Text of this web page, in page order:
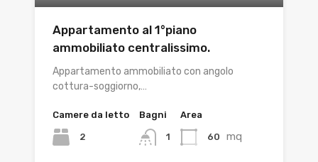
Appartamento al 1°piano
ammobiliato centralissimo.
Appartamento ammobiliato con angolo
cottura-soggiorno,…
Camere da letto
2
Bagni
1
Area
60 mq